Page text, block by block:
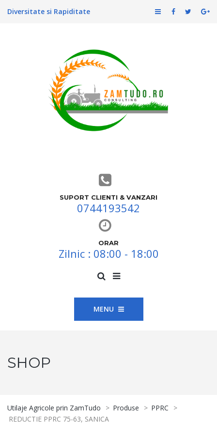
Diversitate si Rapiditate
SUPORT CLIENTI & VANZARI
0744193542
ORAR
Zilnic : 08:00 - 18:00
MENU
SHOP
Utilaje Agricole prin ZamTudo > Produse > PPRC
>
REDUCTIE PPRC 75-63, SANICA